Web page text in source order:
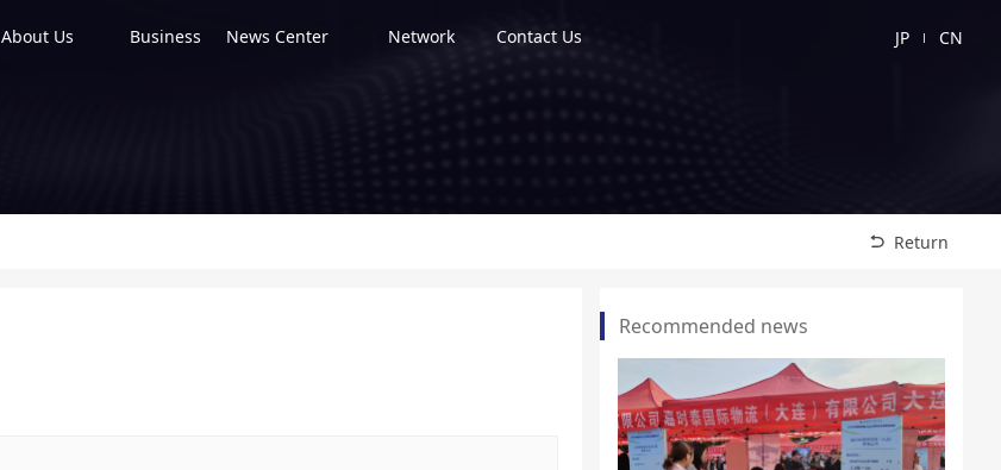
About Us Business News Center Network Contact Us JP CN
Return
Recommended news